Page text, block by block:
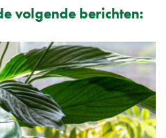
volgende berichten: